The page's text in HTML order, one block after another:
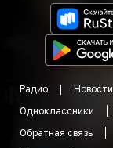
Радио Новости
Одноклассники
Обратная связь